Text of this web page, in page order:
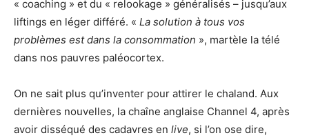
« coaching » et du « relookage » généralisés – jusqu’aux
liftings en léger différé. « La solution à tous vos
problèmes est dans la consommation », martèle la télé
dans nos pauvres paléocortex.
On ne sait plus qu’inventer pour attirer le chaland. Aux
dernières nouvelles, la chaîne anglaise Channel 4, après
avoir disséqué des cadavres en live, si l’on ose dire,